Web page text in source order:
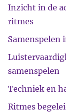
Inzicht in de
ritmes
Samenspelen
samenspelen
Techniek en
Ritmes